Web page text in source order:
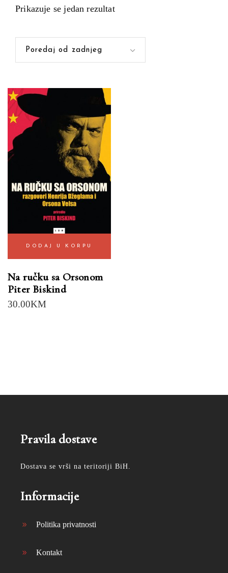
Prikazuje se jedan rezultat
Poredaj od zadnjeg
DODAJ U KORPU
Na ručku sa Orsonom
Piter Biskind
30.00KM
Pravila dostave
Dostava se vrši na teritoriji BiH.
Informacije
Politika privatnosti
Kontakt